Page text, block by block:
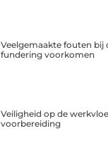
Veelgemaakte fouten bij
fundering voorkomen
Veiligheid op de
voorbereiding